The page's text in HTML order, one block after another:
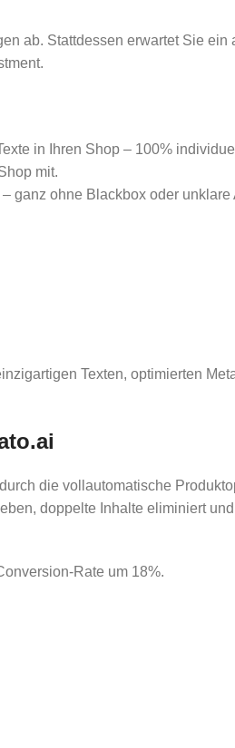
ab. Stattdessen erwartet Sie ein
in Ihren Shop – 100%
mit.
ganz ohne Blackbox oder unklare
Texten, optimierten
die vollautomatische
doppelte Inhalte eliminiert
Rate um 18%.